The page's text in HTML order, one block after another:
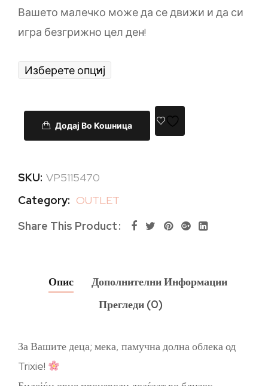
Вашето малечко може да се движи и да си
игра безгрижно цел ден!
Додај Во Кошница
SKU: VP5115470
Category: OUTLET
Share This Product
Опис
Дополнителни Информации
Прегледи (0)
За Вашите деца; мека, памучна долна облека од
Trixie!